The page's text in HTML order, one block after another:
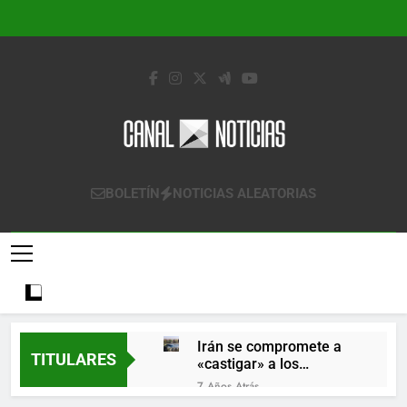
Canal Noticias
Canal Noticias
BOLETÍN NOTICIAS ALEATORIAS
TITULARES
Irán se compromete a
«castigar» a los
responsables de
derribar un avión
7 Años Atrás